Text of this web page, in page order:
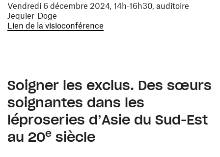
Vendredi 6 décembre 2024, 14h-16h30, auditoire
Jequier-Doge
Lien de la visioconférence
Soigner les exclus. Des sœurs
soignantes dans les
léproseries d’Asie du Sud-Est
au 20e siècle